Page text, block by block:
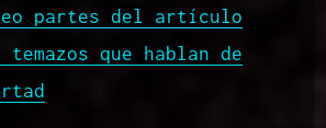
partes del artículo
temazos que hablan de